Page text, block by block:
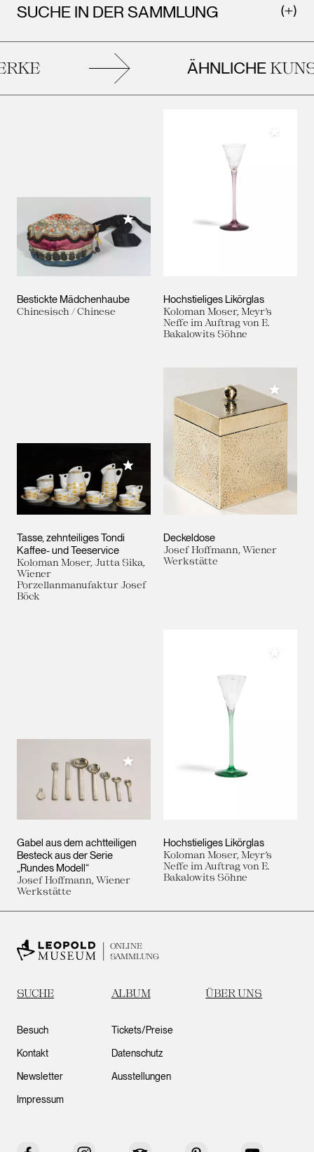
SUCHE IN DER SAMMLUNG
ÄHNLICHE
Bestickte Mädchenhaube
Chinesisch / Chinese
Meiner Sammlung hinzufügen
Hochstieliges Likörglas
Koloman Moser, Meyr’s
Neffe im Auftrag von E.
Bakalowits Söhne
Meiner
Tasse, zehnteiliges Tondi
Kaffee- und Teeservice
Koloman Moser, Jutta Sika,
Wiener
Porzellanmanufaktur Josef
Böck
Meiner Sammlung hinzufügen
Deckeldose
Josef Hoffmann, Wiener
Werkstätte
Meiner
Gabel aus dem achtteiligen
Besteck aus der Serie
„Rundes Modell“
Josef Hoffmann, Wiener
Werkstätte
Meiner Sammlung hinzufügen
Hochstieliges Likörglas
Koloman Moser, Meyr’s
Neffe im Auftrag von E.
Bakalowits Söhne
ONLINE
SAMMLUNG
SUCHE ALBUM ÜBER UNS
Besuch
Kontakt
Newsletter
Impressum
Tickets/Preise
Datenschutz
Ausstellungen